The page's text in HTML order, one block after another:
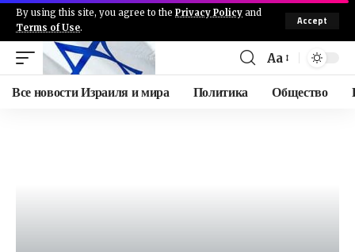
By using this site, you agree to the Privacy Policy and
Terms of Use.
Accept
Aa
Все новости Израиля и мира Политика Общество